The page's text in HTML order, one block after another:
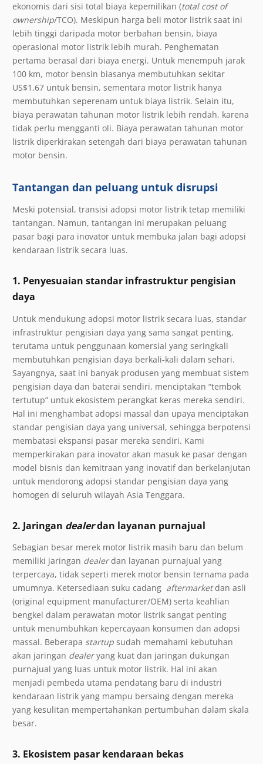
ekonomis dari sisi total biaya kepemilikan (total cost of
ownership/TCO). Meskipun harga beli motor listrik saat ini
lebih tinggi daripada motor berbahan bensin, biaya
operasional motor listrik lebih murah. Penghematan
pertama berasal dari biaya energi. Untuk menempuh jarak
100 km, motor bensin biasanya membutuhkan sekitar
US$1,67 untuk bensin, sementara motor listrik hanya
membutuhkan seperenam untuk biaya listrik. Selain itu,
biaya perawatan tahunan motor listrik lebih rendah, karena
tidak perlu mengganti oli. Biaya perawatan tahunan motor
listrik diperkirakan setengah dari biaya perawatan tahunan
motor bensin.
Tantangan dan peluang untuk disrupsi
Meski potensial, transisi adopsi motor listrik tetap memiliki
tantangan. Namun, tantangan ini merupakan peluang
pasar bagi para inovator untuk membuka jalan bagi adopsi
kendaraan listrik secara luas.
1. Penyesuaian standar infrastruktur pengisian
daya
Untuk mendukung adopsi motor listrik secara luas, standar
infrastruktur pengisian daya yang sama sangat penting,
terutama untuk penggunaan komersial yang seringkali
membutuhkan pengisian daya berkali-kali dalam sehari.
Sayangnya, saat ini banyak produsen yang membuat sistem
pengisian daya dan baterai sendiri, menciptakan “tembok
tertutup” untuk ekosistem perangkat keras mereka sendiri.
Hal ini menghambat adopsi massal dan upaya menciptakan
standar pengisian daya yang universal, sehingga berpotensi
membatasi ekspansi pasar mereka sendiri. Kami
memperkirakan para inovator akan masuk ke pasar dengan
model bisnis dan kemitraan yang inovatif dan berkelanjutan
untuk mendorong adopsi standar pengisian daya yang
homogen di seluruh wilayah Asia Tenggara.
2. Jaringan dealerdan layanan purnajual
Sebagian besar merek motor listrik masih baru dan belum
memiliki jaringan dealerdan layanan purnajual yang
terpercaya, tidak seperti merek motor bensin ternama pada
umumnya. Ketersediaan suku cadang aftermarketdan asli
(original equipment manufacturer/OEM) serta keahlian
bengkel dalam perawatan motor listrik sangat penting
untuk menumbuhkan kepercayaan konsumen dan adopsi
massal. Beberapa startup sudah memahami kebutuhan
akan jaringan dealeryang kuat dan jaringan dukungan
purnajual yang luas untuk motor listrik. Hal ini akan
menjadi pembeda utama pendatang baru di industri
kendaraan listrik yang mampu bersaing dengan mereka
yang kesulitan mempertahankan pertumbuhan dalam skala
besar.
3. Ekosistem pasar kendaraan bekas